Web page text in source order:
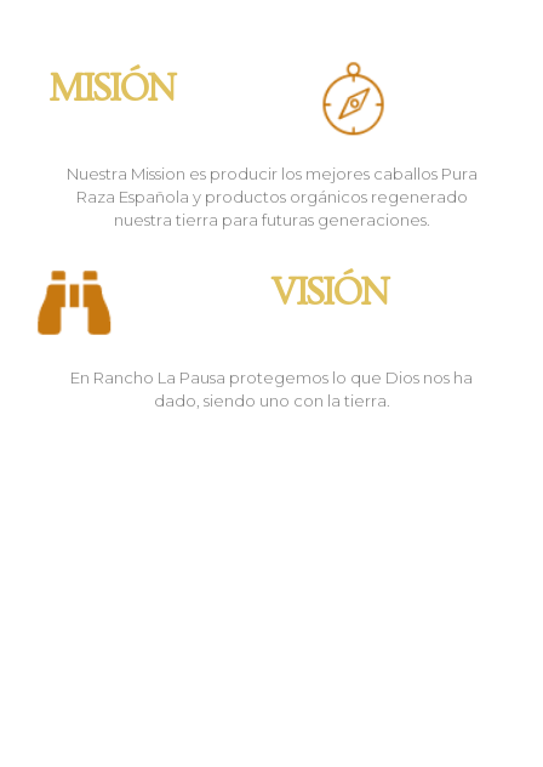
MISIÓN
Nuestra Mission es producir los mejores caballos Pura
Raza Española y productos orgánicos regenerado
nuestra tierra para futuras generaciones.
VISIÓN
En Rancho La Pausa protegemos lo que Dios nos ha
dado, siendo uno con la tierra.